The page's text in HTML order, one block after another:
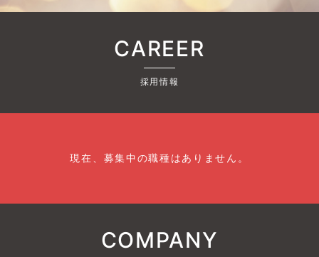
CAREER
採用情報
現在、募集中の職種はありません。
COMPANY